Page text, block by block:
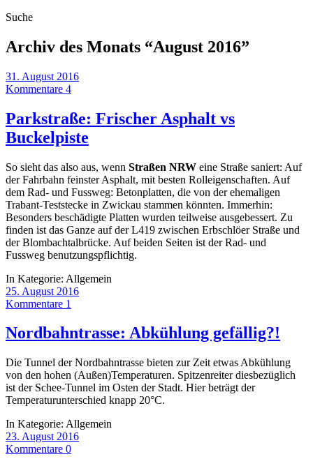
Suche
Archiv des Monats “August 2016”
31. August 2016
Kommentare 4
Parkstraße: Frischer Asphalt vs
Buckelpiste
So sieht das also aus, wenn Straßen NRW eine Straße saniert: Auf
der Fahrbahn feinster Asphalt, mit besten Rolleigenschaften. Auf
dem Rad- und Fussweg: Betonplatten, die von der ehemaligen
Trabant-Teststecke in Zwickau stammen könnten. Immerhin:
Besonders beschädigte Platten wurden teilweise ausgebessert. Zu
finden ist das Ganze auf der L419 zwischen Erbschlöer Straße und
der Blombachtalbrücke. Auf beiden Seiten ist der Rad- und
Fussweg benutzungspflichtig.
In Kategorie: Allgemein
25. August 2016
Kommentare 1
Nordbahntrasse: Abkühlung gefällig?!
Die Tunnel der Nordbahntrasse bieten zur Zeit etwas Abkühlung
von den hohen (Außen)Temperaturen. Spitzenreiter diesbezüglich
ist der Schee-Tunnel im Osten der Stadt. Hier beträgt der
Temperaturunterschied knapp 20°C.
In Kategorie: Allgemein
23. August 2016
Kommentare 0